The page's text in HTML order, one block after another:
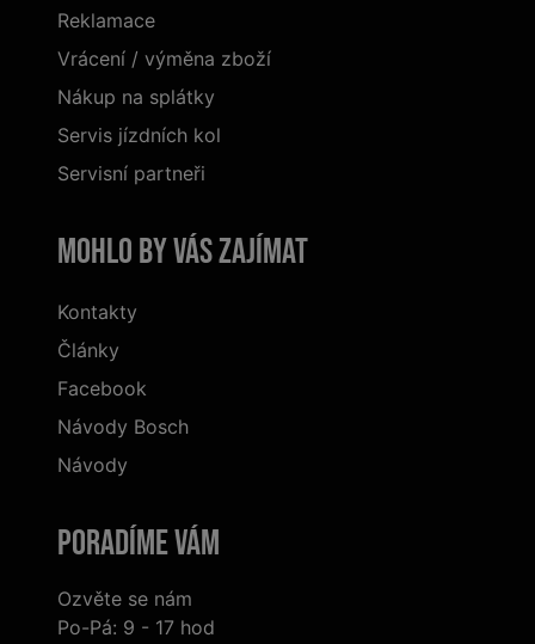
Reklamace
Vrácení / výměna zboží
Nákup na splátky
Servis jízdních kol
Servisní partneři
Mohlo by vás zajímat
Kontakty
Články
Facebook
Návody Bosch
Návody
Poradíme Vám
Ozvěte se nám
Po-Pá: 9 - 17 hod